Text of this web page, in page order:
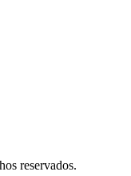
reservados.